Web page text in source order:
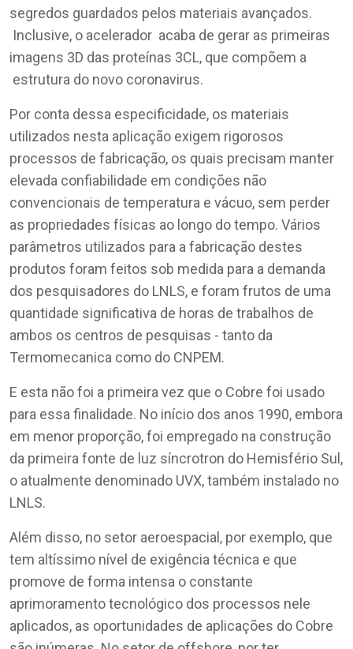
segredos guardados pelos materiais avançados.
Inclusive, o acelerador acaba de gerar as primeiras
imagens 3D das proteínas 3CL, que compõem a
estrutura do novo coronavirus.
Por conta dessa especificidade, os materiais
utilizados nesta aplicação exigem rigorosos
processos de fabricação, os quais precisam manter
elevada confiabilidade em condições não
convencionais de temperatura e vácuo, sem perder
as propriedades físicas ao longo do tempo. Vários
parâmetros utilizados para a fabricação destes
produtos foram feitos sob medida para a demanda
dos pesquisadores do LNLS, e foram frutos de uma
quantidade significativa de horas de trabalhos de
ambos os centros de pesquisas - tanto da
Termomecanica como do CNPEM.
E esta não foi a primeira vez que o Cobre foi usado
para essa finalidade. No início dos anos 1990, embora
em menor proporção, foi empregado na construção
da primeira fonte de luz síncrotron do Hemisfério Sul,
o atualmente denominado UVX, também instalado no
LNLS.
Além disso, no setor aeroespacial, por exemplo, que
tem altíssimo nível de exigência técnica e que
promove de forma intensa o constante
aprimoramento tecnológico dos processos nele
aplicados, as oportunidades de aplicações do Cobre